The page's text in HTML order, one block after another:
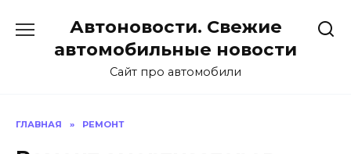
содержанию
Автоновости. Свежие
автомобильные новости
Сайт про автомобили
ГЛАВНАЯ » РЕМОНТ